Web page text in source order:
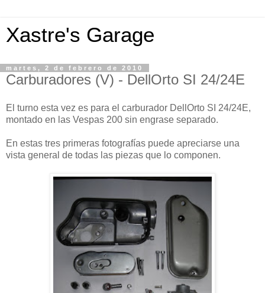
Xastre's Garage
martes, 2 de febrero de 2010
Carburadores (V) - DellOrto SI 24/24E
El turno esta vez es para el carburador DellOrto SI 24/24E,
montado en las Vespas 200 sin engrase separado.
En estas tres primeras fotografías puede apreciarse una
vista general de todas las piezas que lo componen.